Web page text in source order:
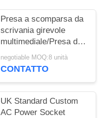
Presa a scomparsa da
scrivania girevole
multimediale/Presa di
corrente a scomparsa
da tavolo/Presa da
negotiable MOQ:8 unità
CONTATTO
UK Standard Custom
AC Power Socket